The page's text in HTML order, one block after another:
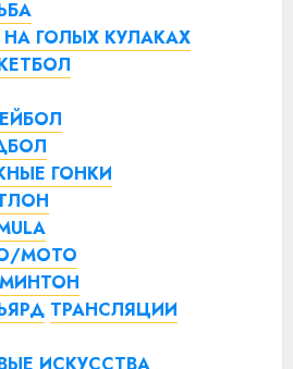
ГОЛЫХ КУЛАКАХ
ГОНКИ
МОТО
ТРАНСЛЯЦИИ
ИСКУССТВА